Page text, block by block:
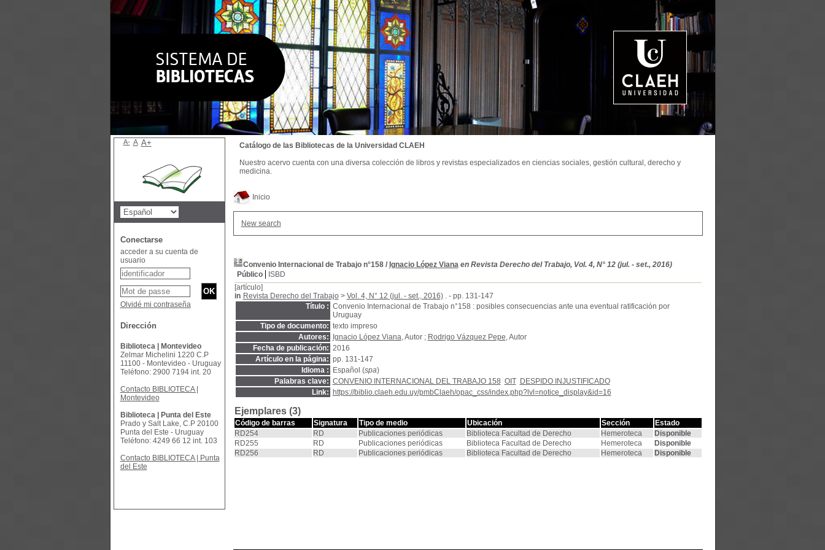
Inicio
New search
Convenio Internacional de Trabajo n°158/ Ignacio López Viana en Revista Derecho del Trabajo, Vol. 4, N° 12 (jul. - set., 2016)
Público
ISBD
[artículo]
in Revista Derecho del Trabajo> Vol. 4, N° 12 (jul. - set., 2016). - pp. 131-147
Título : Convenio Internacional de Trabajo n°158 : posibles consecuencias ante una eventual ratificación por
Uruguay
Tipo de documento: texto impreso
Autores:
Ignacio López Viana, Autor ; Rodrigo Vázquez Pepe, Autor
Fecha de publicación: 2016
Artículo en la página: pp. 131-147
Idioma :
Español (spa)
Palabras clave: CONVENIO INTERNACIONAL DEL TRABAJO 158 OIT
DESPIDO INJUSTIFICADO
Link:
https://biblio.claeh.edu.uy/pmbClaeh/opac_css/index.php?lvl=notice_display&id=16
Ejemplares (3)
Código de barras Signatura Tipo de medio Ubicación Sección
Estado
RD254
RD Publicaciones periódicas Biblioteca Facultad de Derecho Hemeroteca
Disponible
RD255
RD Publicaciones periódicas Biblioteca Facultad de Derecho Hemeroteca
Disponible
RD256
RD Publicaciones periódicas Biblioteca Facultad de Derecho Hemeroteca Disponible
Catálogo de las Bibliotecas de la Universidad CLAEH
Nuestro acervo cuenta con una diversa colección de libros y revistas especializados en ciencias sociales, gestión cultural, derecho y
medicina.
A- A A+
Conectarse
acceder a su cuenta de
usuario
Olvidé mi contraseña
Dirección
Biblioteca | Montevideo
Zelmar Michelini 1220 C.P
11100 - Montevideo - Uruguay
Teléfono: 2900 7194 int. 20
Contacto BIBLIOTECA |
Montevideo
Biblioteca | Punta del Este
Prado y Salt Lake, C.P 20100
Punta del Este - Uruguay
Teléfono: 4249 66 12 int. 103
Contacto BIBLIOTECA | Punta
del Este